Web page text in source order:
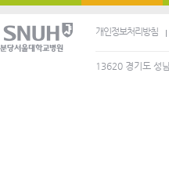
개인정보처리방침
13620 경기도 성